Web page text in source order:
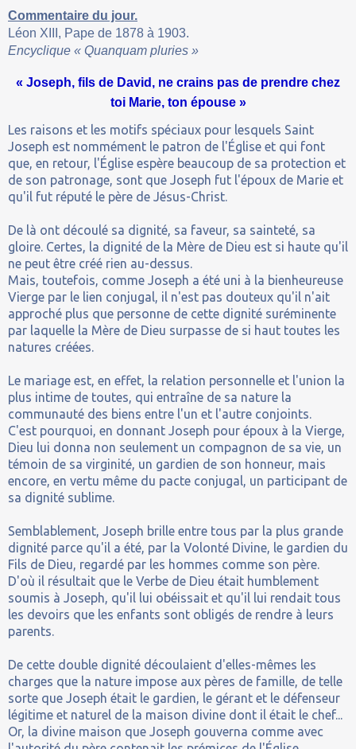
Commentaire du jour.
Léon XIII, Pape de 1878 à 1903.
Encyclique « Quanquam pluries »
« Joseph, fils de David, ne crains pas de prendre chez
toi Marie, ton épouse »
Les raisons et les motifs spéciaux pour lesquels Saint
Joseph est nommément le patron de l'Église et qui font
que, en retour, l'Église espère beaucoup de sa protection et
de son patronage, sont que Joseph fut l'époux de Marie et
qu'il fut réputé le père de Jésus-Christ.
De là ont découlé sa dignité, sa faveur, sa sainteté, sa
gloire. Certes, la dignité de la Mère de Dieu est si haute qu'il
ne peut être créé rien au-dessus.
Mais, toutefois, comme Joseph a été uni à la bienheureuse
Vierge par le lien conjugal, il n'est pas douteux qu'il n'ait
approché plus que personne de cette dignité suréminente
par laquelle la Mère de Dieu surpasse de si haut toutes les
natures créées.
Le mariage est, en effet, la relation personnelle et l'union la
plus intime de toutes, qui entraîne de sa nature la
communauté des biens entre l'un et l'autre conjoints.
C'est pourquoi, en donnant Joseph pour époux à la Vierge,
Dieu lui donna non seulement un compagnon de sa vie, un
témoin de sa virginité, un gardien de son honneur, mais
encore, en vertu même du pacte conjugal, un participant de
sa dignité sublime.
Semblablement, Joseph brille entre tous par la plus grande
dignité parce qu'il a été, par la Volonté Divine, le gardien du
Fils de Dieu, regardé par les hommes comme son père.
D'où il résultait que le Verbe de Dieu était humblement
soumis à Joseph, qu'il lui obéissait et qu'il lui rendait tous
les devoirs que les enfants sont obligés de rendre à leurs
parents.
De cette double dignité découlaient d'elles-mêmes les
charges que la nature impose aux pères de famille, de telle
sorte que Joseph était le gardien, le gérant et le défenseur
légitime et naturel de la maison divine dont il était le chef...
Or, la divine maison que Joseph gouverna comme avec